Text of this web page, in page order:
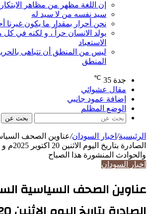
إن اللغة مظهر من مظاهر
سيد نفسه من لا سيد له
نحن أحرار بمقدار ما يكون غيرنا
يولد الانسان حراً ، و لكنه في
الاستعباد
ليس من المنطق أن تتباهى
المنطق
جدة 35
℃
مقال عشوائي
إضافة عمود جانبي
الوضع المظلم
بحث عن
الرئيسية/ اخبار السودان/عناوين الصحف
الصادرة
والحوادث المنشورة هذا الصباح
اخبار السودان
عناوين الصحف السياسية